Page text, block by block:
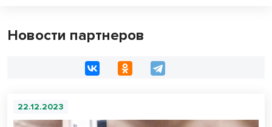
Новости партнеров
22.12.2023